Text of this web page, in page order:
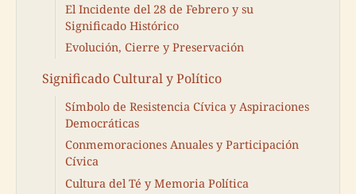
El Incidente del 28 de Febrero y su
Significado Histórico
Evolución, Cierre y Preservación
Significado Cultural y Político
Símbolo de Resistencia Cívica y Aspiraciones
Democráticas
Conmemoraciones Anuales y Participación
Cívica
Cultura del Té y Memoria Política